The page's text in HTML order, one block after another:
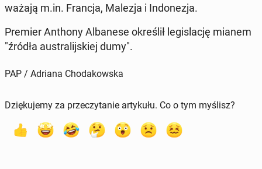
wa­ża­ją m.in. Francja, Malezja i In­do­ne­zja.
Premier Anthony Al­ba­ne­se okre­ślił le­gi­sla­cję mianem
"źródła au­stra­lij­skiej dumy".
PAP / Adriana Chodakowska
Dziękujemy za przeczytanie artykułu. Co o tym myślisz?